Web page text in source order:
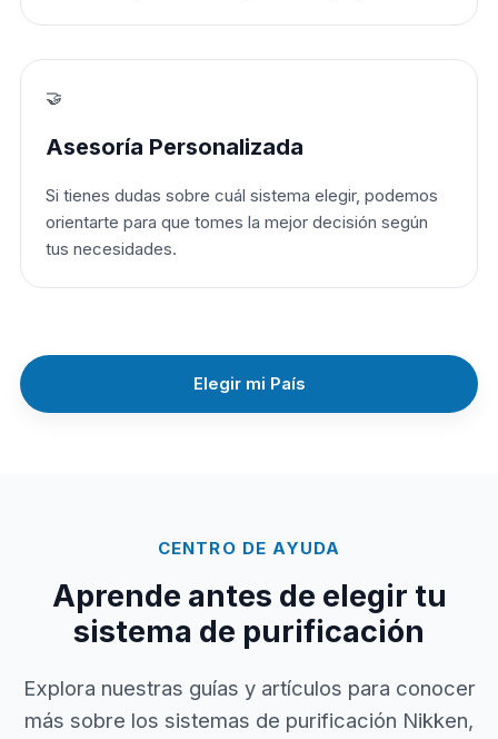
🤝
Asesoría Personalizada
Si tienes dudas sobre cuál sistema elegir, podemos
orientarte para que tomes la mejor decisión según
tus necesidades.
Elegir mi País
CENTRO DE AYUDA
Aprende antes de elegir tu
sistema de purificación
Explora nuestras guías y artículos para conocer
más sobre los sistemas de purificación Nikken,